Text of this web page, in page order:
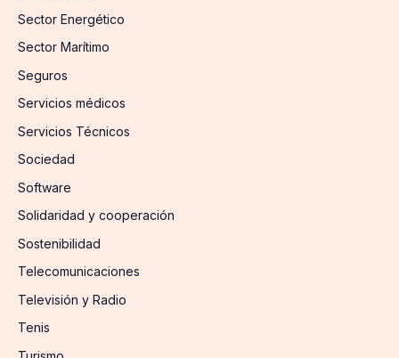
Sector Energético
Sector Marítimo
Seguros
Servicios médicos
Servicios Técnicos
Sociedad
Software
Solidaridad y cooperación
Sostenibilidad
Telecomunicaciones
Televisión y Radio
Tenis